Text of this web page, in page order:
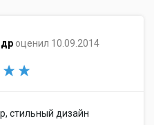
оценил 10.09.2014
стильный дизайн